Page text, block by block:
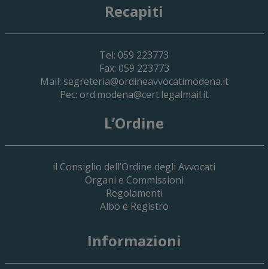
19 Giugno 2026
Recapiti
Tel: 059 223773
Fax: 059 223773
Mail: segreteria@ordineavvocatimodena.it
Pec: ord.modena@cert.legalmail.it
L’Ordine
il Consiglio dell’Ordine degli Avvocati
Organi e Commissioni
Regolamenti
Albo e Registro
Informazioni